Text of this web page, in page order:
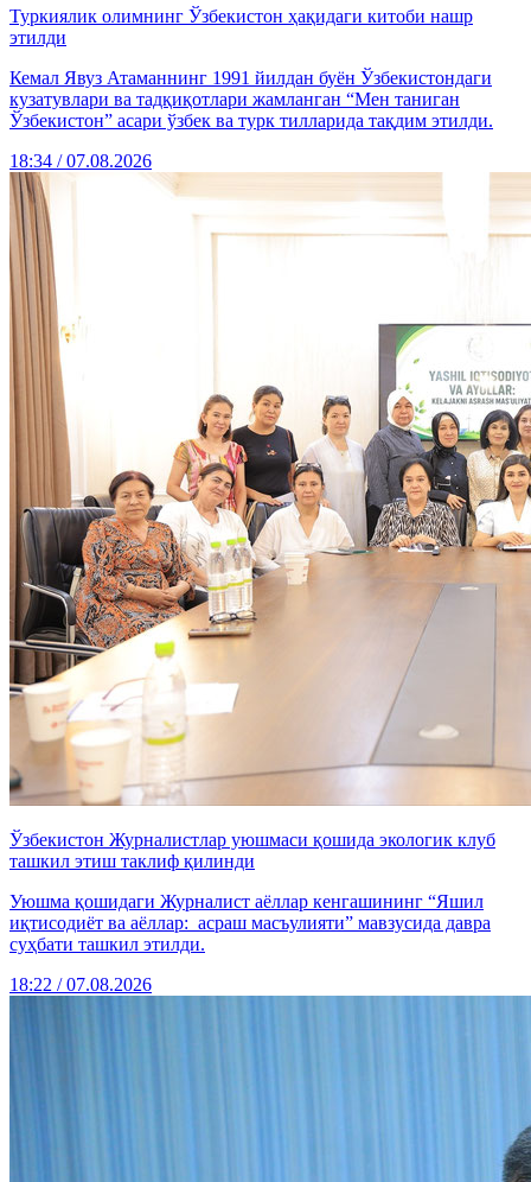
Туркиялик олимнинг Ўзбекистон ҳақидаги китоби нашр
этилди
Кемал Явуз Атаманнинг 1991 йилдан буён Ўзбекистондаги
кузатувлари ва тадқиқотлари жамланган “Мен таниган
Ўзбекистон” асари ўзбек ва турк тилларида тақдим этилди.
18:34 / 07.08.2026
Ўзбекистон Журналистлар уюшмаси қошида экологик клуб
ташкил этиш таклиф қилинди
Уюшма қошидаги Журналист аёллар кенгашининг “Яшил
иқтисодиёт ва аёллар: асраш масъулияти” мавзусида давра
суҳбати ташкил этилди.
18:22 / 07.08.2026